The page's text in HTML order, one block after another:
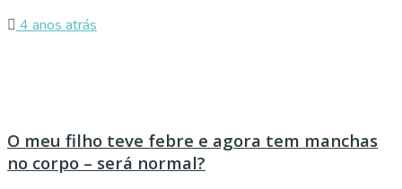
4 anos atrás
O meu filho teve febre e agora tem manchas
no corpo – será normal?